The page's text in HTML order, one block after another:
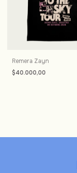
Remera Zayn
$40.000,00